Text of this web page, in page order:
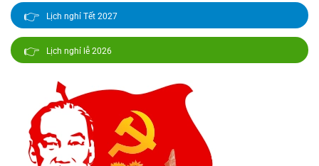
👉 Lịch nghỉ Tết 2027
👉 Lịch nghỉ lễ 2026